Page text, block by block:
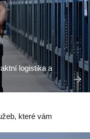
logistika a
které vám